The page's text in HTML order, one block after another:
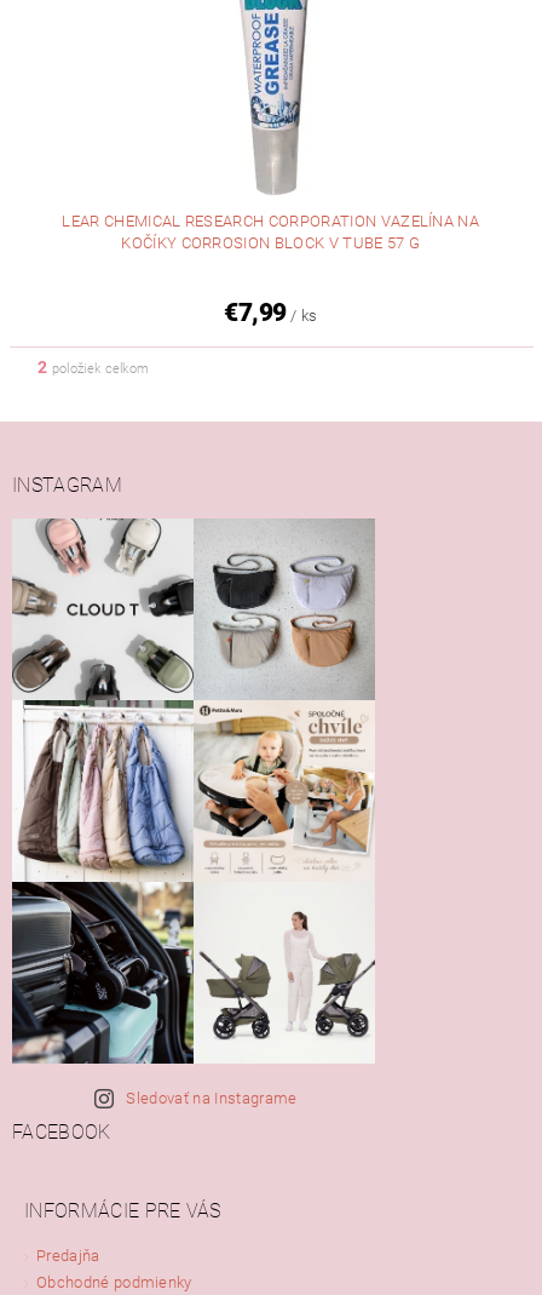
LEAR CHEMICAL RESEARCH CORPORATION VAZELÍNA NA
KOČÍKY CORROSION BLOCK V TUBE 57 G
€7,99 / ks
2 položiek celkom
INSTAGRAM
Sledovať na Instagrame
FACEBOOK
INFORMÁCIE PRE VÁS
Predajňa
Obchodné podmienky